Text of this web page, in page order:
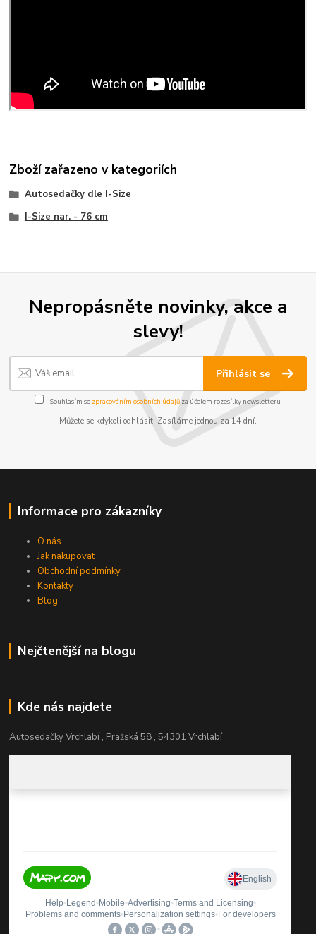
Zboží zařazeno v kategoriích
Autosedačky dle I-Size
I-Size nar. - 76 cm
Nepropásněte novinky, akce a
slevy!
Přihlásit se
Souhlasím se zpracováním osobních údajůza účelem rozesílky newsletteru.
Můžete se kdykoli odhlásit. Zasíláme jednou za 14 dní.
Informace pro zákazníky
O nás
Jak nakupovat
Obchodní podmínky
Kontakty
Blog
Nejčtenější na blogu
Kde nás najdete
Autosedačky Vrchlabí , Pražská 58 , 54301 Vrchlabí